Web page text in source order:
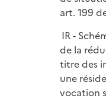
art. 199
IR -
de la
titre des
une
vocation